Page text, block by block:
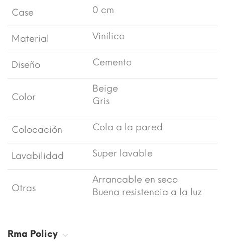
Case 0 cm
Material Vinílico
Diseño Cemento
Color
Beige
Gris
Colocación Cola a la pared
Lavabilidad Super lavable
Otras
Arrancable en seco
Buena resistencia a la luz
Rma Policy